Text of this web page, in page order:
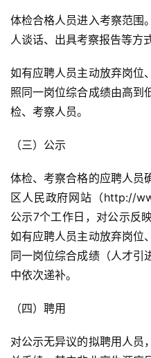
体检合格人员进入考察范围
人谈话、出具考察报告等方
如有应聘人员主动放弃岗位
照同一岗位综合成绩由高到
检、考察人员。
（三）公示
体检、考察合格的应聘人员
区人民政府网站（http://
公示7个工作日，对公示反
如有应聘人员主动放弃岗位
同一岗位综合成绩（人才引
中依次递补。
（四）聘用
对公示无异议的拟聘用人员